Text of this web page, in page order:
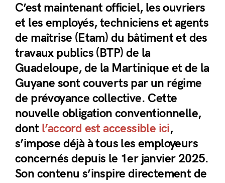
C’est maintenant officiel, les ouvriers
et les employés, techniciens et agents
de maîtrise (Etam) du bâtiment et des
travaux publics (BTP) de la
Guadeloupe, de la Martinique et de la
Guyane sont couverts par un régime
de prévoyance collective. Cette
nouvelle obligation conventionnelle,
dont l’accord est accessible ici,
s’impose déjà à tous les employeurs
concernés depuis le 1er janvier 2025.
Son contenu s’inspire directement de